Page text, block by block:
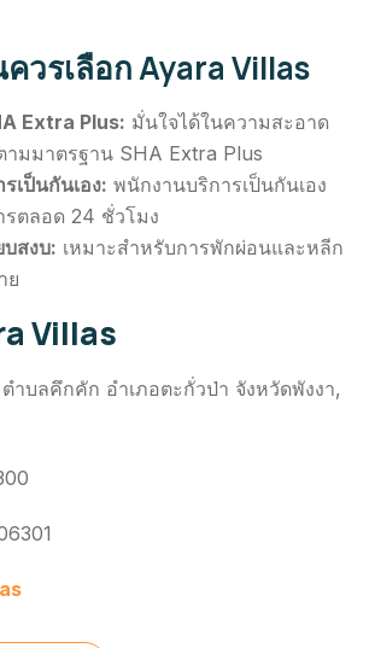
วรเลือก Ayara Villas
Extra Plus: มั่นใจได้ในความสะอาด
มมาตรฐาน SHA Extra Plus
เป็นกันเอง: พนักงานบริการเป็นกันเอง
ตลอด 24 ชั่วโมง
บสงบ: เหมาะสำหรับการพักผ่อนและหลีก
ย
Villas
ำบลคึกคัก อำเภอตะกั่วป่า จังหวัดพังงา,